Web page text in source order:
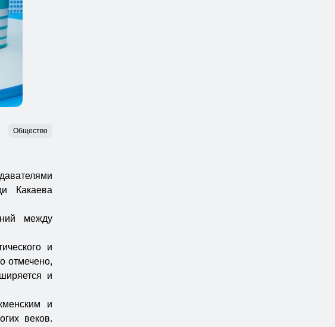
Общество
Какаева
между
и
отмечено,
и
и
веков.